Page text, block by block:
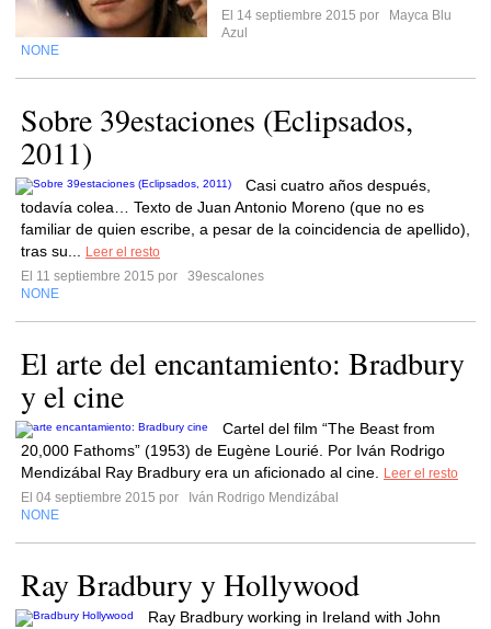
El 14 septiembre 2015 por
Mayca Blu
Azul
NONE
Sobre 39estaciones (Eclipsados,
2011)
Casi cuatro años después,
todavía colea… Texto de Juan Antonio Moreno (que no es
familiar de quien escribe, a pesar de la coincidencia de apellido),
tras su...
Leer el resto
El 11 septiembre 2015 por
39escalones
NONE
El arte del encantamiento: Bradbury
y el cine
Cartel del film “The Beast from
20,000 Fathoms” (1953) de Eugène Lourié. Por Iván Rodrigo
Mendizábal Ray Bradbury era un aficionado al cine.
Leer el resto
El 04 septiembre 2015 por
Iván Rodrigo Mendizábal
NONE
Ray Bradbury y Hollywood
Ray Bradbury working in Ireland with John